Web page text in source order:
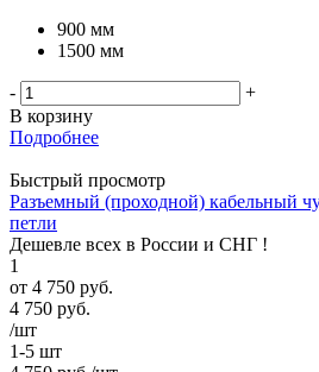
900 мм
1500 мм
-
+
В корзину
Подробнее
Быстрый просмотр
Разъемный (проходной) кабельный
петли
Дешевле всех в России и СНГ !
1
от 4 750 руб.
4 750 руб.
/шт
1-5 шт